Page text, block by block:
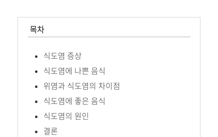
목차
식도염 증상
식도염에 나쁜 음식
위염과 식도염의 차이점
식도염에 좋은 음식
식도염의 원인
결론